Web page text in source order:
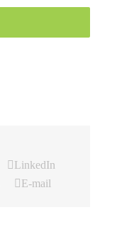
LinkedIn
E-mail